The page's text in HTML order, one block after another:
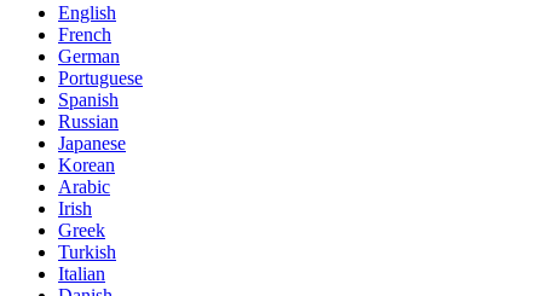
English
French
German
Portuguese
Spanish
Russian
Japanese
Korean
Arabic
Irish
Greek
Turkish
Italian